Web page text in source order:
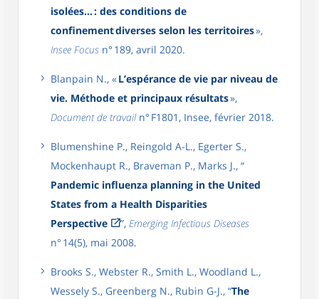
isolées… : des conditions de
confinement diverses selon les territoires»,
Insee Focus n° 189, avril 2020.
Blanpain N., «L’espérance de vie par niveau de
vie. Méthode et principaux résultats»,
Document de travailn° F1801, Insee, février 2018.
Blumenshine P., Reingold A-L., Egerter S.,
Mockenhaupt R., Braveman P., Marks J., “
Pandemic influenza planning in the United
States from a Health Disparities
Perspective
”, Emerging Infectious Diseases
n° 14(5), mai 2008.
Brooks S., Webster R., Smith L., Woodland L.,
Wessely S., Greenberg N., Rubin G-J., “The